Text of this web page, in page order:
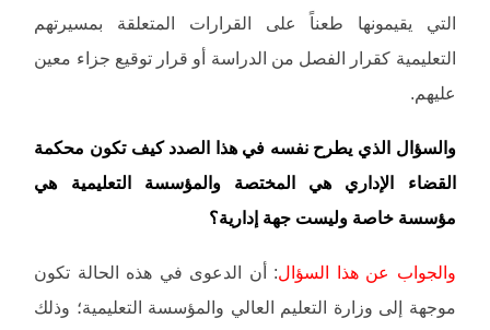
التي يقيمونها طعناً على القرارات المتعلقة بمسيرتهم
التعليمية كقرار الفصل من الدراسة أو قرار توقيع جزاء معين
عليهم.
والسؤال الذي يطرح نفسه في هذا الصدد كيف تكون محكمة
القضاء الإداري هي المختصة والمؤسسة التعليمية هي
مؤسسة خاصة وليست جهة إدارية؟
والجواب عن هذا السؤال: أن الدعوى في هذه الحالة تكون
موجهة إلى وزارة التعليم العالي والمؤسسة التعليمية؛ وذلك